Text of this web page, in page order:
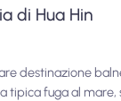
di Hua Hin
destinazione
tipica fuga al